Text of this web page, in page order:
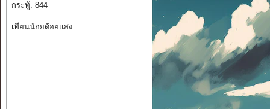
กระทู้: 844
เทียนน้อยด้อยแสง